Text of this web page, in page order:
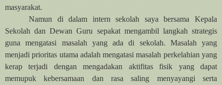
masyarakat.
Namun di dalam intern sekolah saya bersama Kepala
Sekolah dan Dewan Guru sepakat mengambil langkah strategis
guna mengatasi masalah yang ada di sekolah. Masalah yang
menjadi prioritas utama adalah mengatasi masalah perkelahian yang
kerap terjadi dengan mengadakan aktifitas fisik yang dapat
memupuk kebersamaan dan rasa saling menyayangi serta